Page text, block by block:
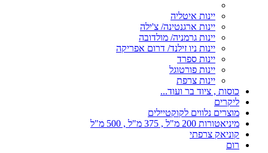
יינות איטליה
יינות ארגנטינה/ צ'ילה
יינות גרמניה/ מולדובה
יינות ניו זילנד/ דרום אפריקה
יינות ספרד
יינות פורטוגל
יינות צרפת
כוסות , ציוד בר ועוד...
ליקרים
מוצרים נלווים לקוקטיילים
מיניאטורות 200 מ"ל , 375 מ"ל , 500 מ"ל
קוניאק צרפתי
רום